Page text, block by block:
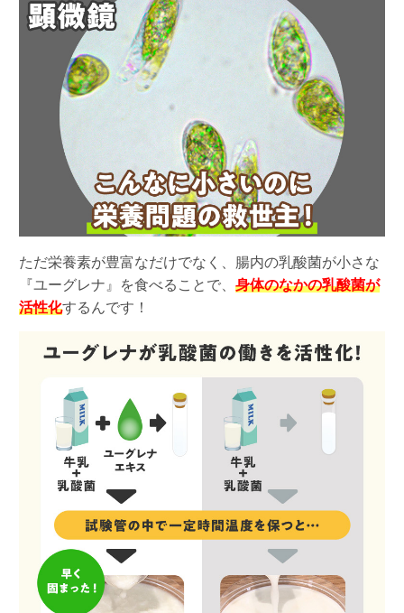
ただ栄養素が豊富なだけでなく、腸内の乳酸菌が小さな
『ユーグレナ』を食べることで、 身体のなかの乳酸菌が
活性化するんです！